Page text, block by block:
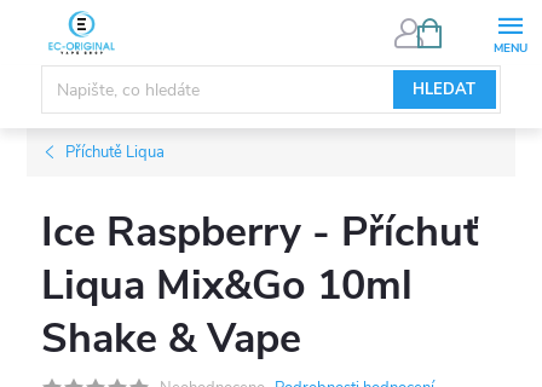
obsah
HLEDAT
NÁKUPNÍ
Příchutě Liqua
Ice Raspberry - Příchuť
Liqua Mix&Go 10ml
Shake & Vape